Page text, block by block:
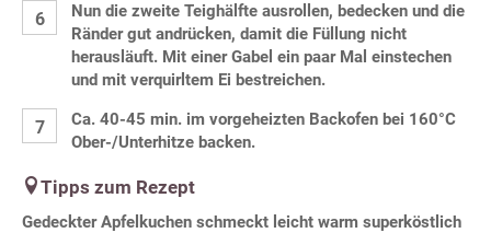
Nun die zweite Teighälfte ausrollen, bedecken und die
Ränder gut andrücken, damit die Füllung nicht
herausläuft. Mit einer Gabel ein paar Mal einstechen
und mit verquirltem Ei bestreichen.
Ca. 40-45 min. im vorgeheizten Backofen bei 160°C
Ober-/Unterhitze backen.
Tipps zum Rezept
Gedeckter Apfelkuchen schmeckt leicht warm superköstlich